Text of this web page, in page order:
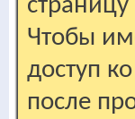
страницу
Чтобы
доступ
после